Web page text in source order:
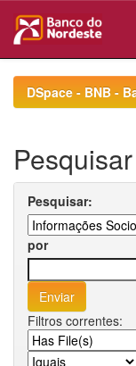
navigationDSpace - BNB -
Pesquisar
Pesquisar:
por
Filtros correntes: